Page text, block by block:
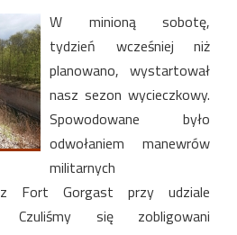
W minioną sobotę,
tydzień wcześniej niż
planowano, wystartował
nasz sezon wycieczkowy.
Spowodowane było
odwołaniem manewrów
militarnych
Fort Gorgast przy udziale
Czuliśmy się zobligowani